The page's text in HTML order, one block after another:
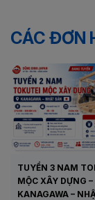
CÁC ĐƠN
TUYỂN 3 NAM
MỘC XÂY DỰNG –
KANAGAWA –